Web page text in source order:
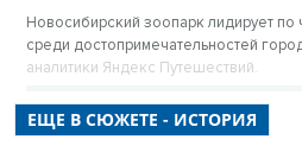
Новосибирский зоопарк лидирует по
среди достопримечательностей
аналитики Яндекс Путешествий.
ЕЩЕ В СЮЖЕТЕ - ИСТОРИЯ